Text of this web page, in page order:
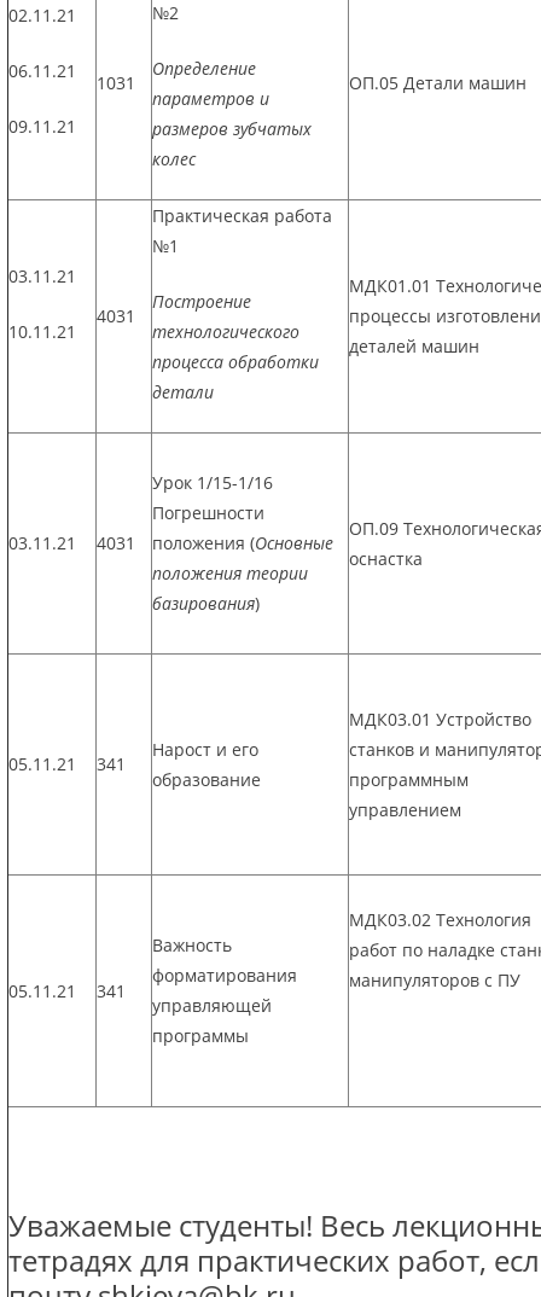
02.11.21
06.11.21
09.11.21
1031
№2
Определение
параметров и
размеров зубчатых
колес
ОП.05 Детали машин
03.11.21
10.11.21
4031
Практическая работа
№1
Построение
технологического
процесса обработки
детали
МДК01.01
процессы
деталей машин
03.11.21 4031
Урок 1/15-1/16
Погрешности
положения (Основные
положения теории
базирования)
ОП.09
оснастка
05.11.21 341
Нарост и его
образование
МДК03.01 Устройство
станков и
программным
управлением
05.11.21 341
Важность
форматирования
управляющей
программы
МДК03.02 Технология
работ по наладке
манипуляторов с ПУ
Уважаемые студенты! Весь
тетрадях для практических работ,